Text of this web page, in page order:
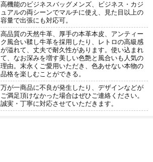
高機能のビジネスバッグメンズ、ビジネス・カジ
ュアルの両シーンでマルチに使え、見た目以上の
容量で出張にも対応可。
高品質の天然牛革、厚手の本革本皮、アンティー
ク風合い鞣し牛革を採用したり、レトロの高級感
が溢れて、丈夫で耐久性があります。使い込まれ
て、なお深みを増す美しい色艶と風合いも人気の
理由。末永くご愛用いただき、色あせない本物の
品格を楽しむことができる。
万が一商品に不良が発生したり、デザインなどが
ご満足頂けなかった場合はぜひご連絡ください。
誠実・丁寧に対応させていただきます。